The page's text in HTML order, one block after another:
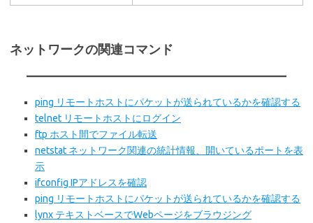
ネットワークの関連コマンド
ping リモートホストにパケットが送られているかを確認する
telnet リモートホストにログイン
ftp ホスト間でファイル転送
netstat ネットワーク関連の統計情報、開いているポートを表
示
ifconfig IPアドレスを確認
ping リモートホストにパケットが送られているかを確認する
lynx テキストベースでWebページをブラウジング